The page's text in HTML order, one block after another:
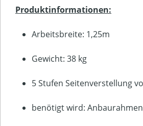
Produktinformationen:
Arbeitsbreite: 1,25m
Gewicht: 38 kg
5 Stufen Seitenverstellung
benötigt wird: